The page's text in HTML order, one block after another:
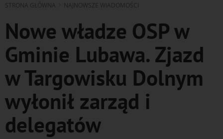
STRONA GŁÓWNA NAJNOWSZE WIADOMOŚCI
Nowe władze OSP w
Gminie Lubawa. Zjazd
w Targowisku Dolnym
wyłonił zarząd i
delegatów